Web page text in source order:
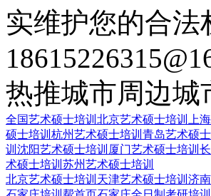
实维护您的合
热推城市周边城
全国艺术硕士培训 北京艺术硕士培训 上
硕士培训 杭州艺术硕士培训 青岛艺术硕士
训 沈阳艺术硕士培训 厦门艺术硕士培训
术硕士培训 苏州艺术硕士培训
北京艺术硕士培训 天津艺术硕士培训 济